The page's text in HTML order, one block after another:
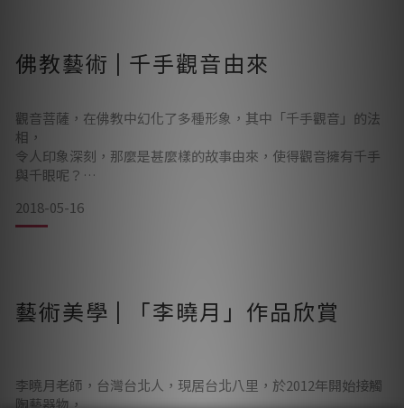
今天就與各位朋友聊聊，到底甚麼材質的佛像才是最好的
呢？
———&mdash
佛教藝術 | 千手觀音由來
觀音菩薩，在佛教中幻化了多種形象，其中「千手觀音」的法
相，
令人印象深刻，那麼是甚麼樣的故事由來，使得觀音擁有千手
與千眼呢？
位分享其中一則：在無量劫以前，觀音已經是一位發心渡盡眾
生的菩薩。在為了解救眾生之苦很長一段時間之後，仍然發現
片！」爾後，觀音仍不斷為渡苦事業努力；經歷了無數次的努
力、失敗、努力、失敗，不斷重
2018-05-16
藝術美學 | 「李曉月」作品欣賞
李曉月老師，台灣台北人，現居台北八里，於2012年開始接觸
陶藝器物，